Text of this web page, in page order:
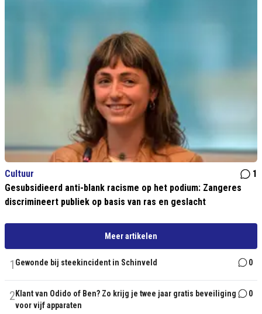
Cultuur
1
Gesubsidieerd anti-blank racisme op het podium: Zangeres
discrimineert publiek op basis van ras en geslacht
Meer artikelen
1 Gewonde bij steekincident in Schinveld 0
2 Klant van Odido of Ben? Zo krijg je twee jaar gratis beveiliging
voor vijf apparaten
0